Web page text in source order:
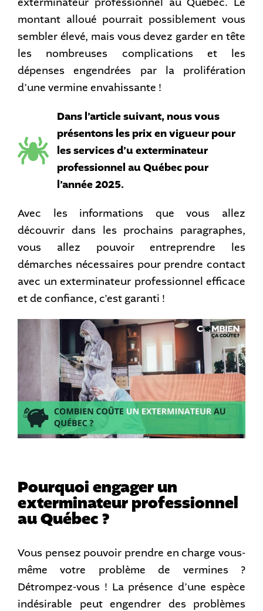
montant alloué pourrait possiblement vous
sembler élevé, mais vous devez garder en tête
les nombreuses complications et les
dépenses engendrées par la prolifération
d’une vermine envahissante !
Dans l’article suivant, nous vous
présentons les prix en vigueur pour
les services d’u exterminateur
professionnel au Québec pour
l’année 2025.
Avec les informations que vous allez
découvrir dans les prochains paragraphes,
vous allez pouvoir entreprendre les
démarches nécessaires pour prendre contact
avec un exterminateur professionnel efficace
et de confiance, c’est garanti !
Pourquoi engager un
exterminateur professionnel
au Québec ?
Vous pensez pouvoir prendre en charge vous-
même votre problème de vermines ?
Détrompez-vous ! La présence d’une espèce
indésirable peut engendrer des problèmes